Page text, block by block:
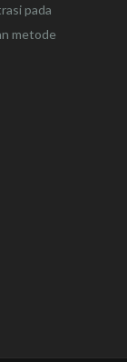
pada
metode